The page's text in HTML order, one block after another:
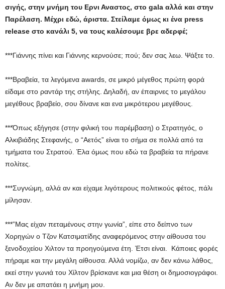
σιγής, στην μνήμη του Ερνι Αναστος, στο gala αλλά και στην
Παρέλαση. Μέχρι εδώ, άριστα. Στείλαμε όμως κι ένα press
release στο κανάλι 5, να τους καλέσουμε βρε αδερφέ;
***Γιάννης πίνει και Γιάννης κερνούσε; πού; δεν σας λεω. Ψάξτε το.
***Bραβεία, τα λεγόμενα awards, σε μικρό μέγεθος πρώτη φορά
είδαμε στο ραντάρ της στήλης. Δηλαδή, αν έπαιρνες το μεγάλου
μεγέθους βραβείο, σου δίνανε και ενα μικρότερου μεγέθους.
***Όπως εξήγησε (στην φιλική του παρέμβαση) ο Στρατηγός, ο
Αλκιβιάδης Στεφανής, ο “Αετός” είναι το σήμα σε πολλά από τα
τμήματα του Στρατού. Έλα όμως που εδώ τα βραβεία τα πήρανε
πολίτες.
***Συγνώμη, αλλά αν και είχαμε λιγότερους πολιτικούς φέτος, πάλι
μίλησαν.
***”Μας είχαν πεταμένους στην γωνία”, είπε στο δείπνο των
Χορηγών ο Τζον Κατσιματίδης αναφερόμενος στην αίθουσα του
ξενοδοχείου Xιλτον τα προηγούμενα έτη. Έτσι είναι. Κάποιες φορές
πήραμε και την μεγάλη αίθουσα. Αλλά νομίζω, αν δεν κάνω λάθος,
εκεί στην γωνιά του Xίλτον βρίσκανε και μια θέση οι δημοσιογράφοι.
Aν δεν με απατάει η μνήμη μου.